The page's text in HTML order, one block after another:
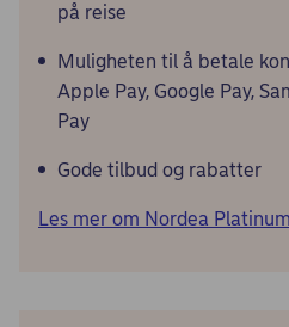
på reise
Muligheten til å betale
Apple Pay, Google Pay,
Pay
Gode tilbud og rabatter
Les mer om Nordea Platinum